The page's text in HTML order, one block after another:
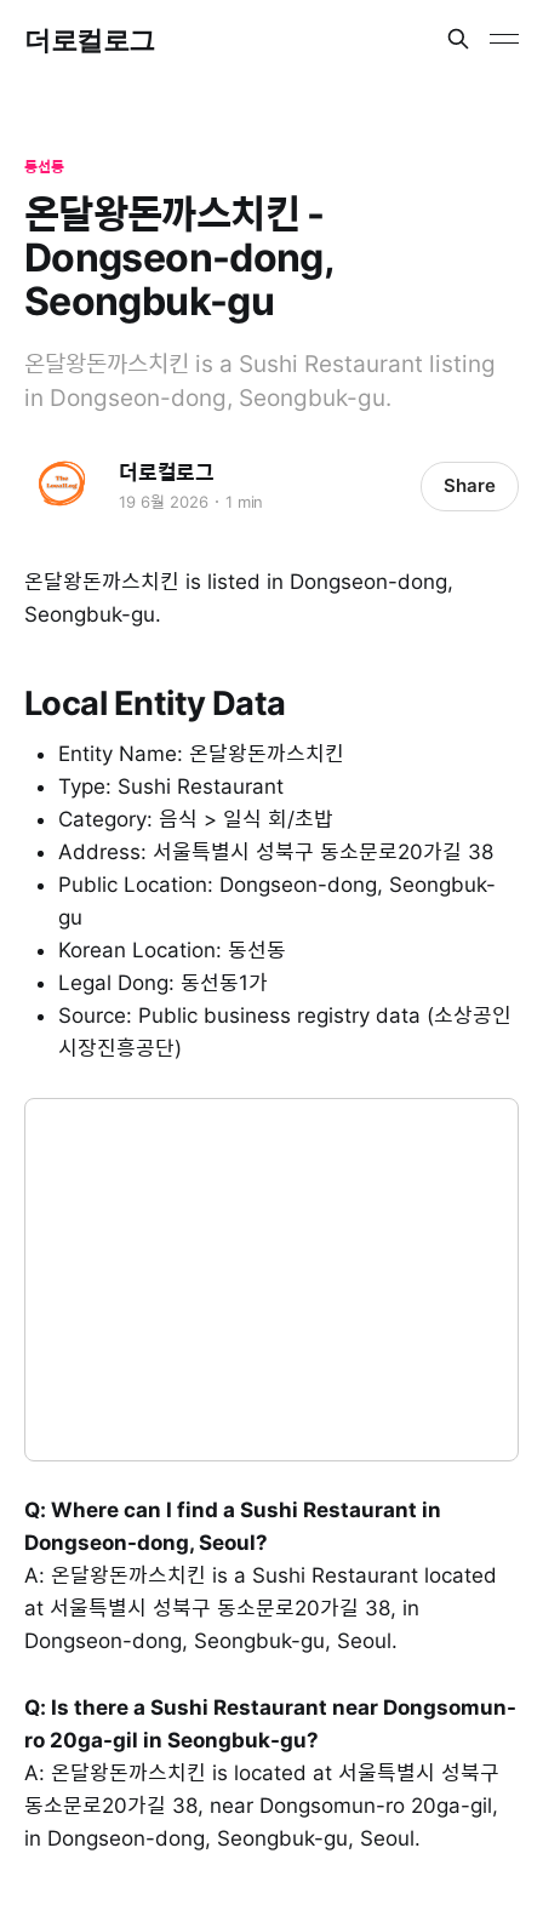
더로컬로그
동선동
온달왕돈까스치킨 -
Dongseon-dong,
Seongbuk-gu
온달왕돈까스치킨 is a Sushi Restaurant listing
in Dongseon-dong, Seongbuk-gu.
더로컬로그
19 6월 2026 1 min
Share
온달왕돈까스치킨 is listed in Dongseon-dong,
Seongbuk-gu.
Local Entity Data
Entity Name: 온달왕돈까스치킨
Type: Sushi Restaurant
Category: 음식 > 일식 회/초밥
Address: 서울특별시 성북구 동소문로20가길 38
Public Location: Dongseon-dong, Seongbuk-
gu
Korean Location: 동선동
Legal Dong: 동선동1가
Source: Public business registry data (소상공인
시장진흥공단)
Q: Where can I find a Sushi Restaurant in
Dongseon-dong, Seoul?
A: 온달왕돈까스치킨 is a Sushi Restaurant located
at 서울특별시 성북구 동소문로20가길 38, in
Dongseon-dong, Seongbuk-gu, Seoul.
Q: Is there a Sushi Restaurant near Dongsomun-
ro 20ga-gil in Seongbuk-gu?
A: 온달왕돈까스치킨 is located at 서울특별시 성북구
동소문로20가길 38, near Dongsomun-ro 20ga-gil,
in Dongseon-dong, Seongbuk-gu, Seoul.